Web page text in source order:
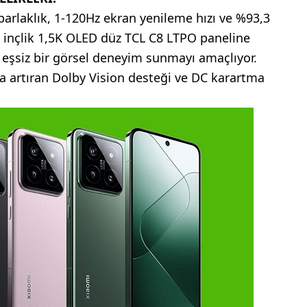
1-120Hz ekran yenileme hızı ve %93,3
1,5K OLED düz TCL C8 LTPO paneline
bir görsel deneyim sunmayı amaçlıyor.
artıran Dolby Vision desteği ve DC karartma